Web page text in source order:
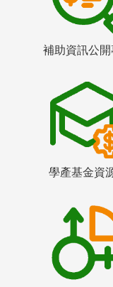
補助資訊公開
學產基金資